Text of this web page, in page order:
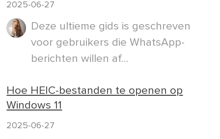
2025-06-27
Deze ultieme gids is geschreven
voor gebruikers die WhatsApp-
berichten willen af...
Hoe HEIC-bestanden te openen op
Windows 11
2025-06-27